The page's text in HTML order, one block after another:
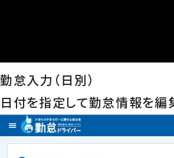
勤怠入力（日別）
日付を指定して勤怠情報を編